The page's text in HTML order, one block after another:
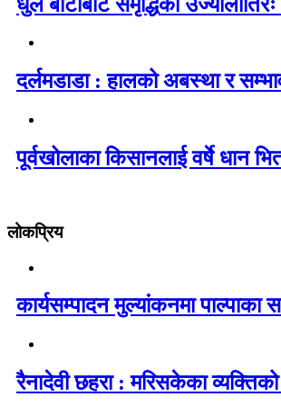
दर्लमडाडा : हालको अबस्था र
पूर्वखोलाका किसानलाई वर्षे धान
लोकप्रिय
कार्यसम्पादन मुल्यांकनमा
रैनादेवी छहरा : मरिसकेका व्यक्तिको